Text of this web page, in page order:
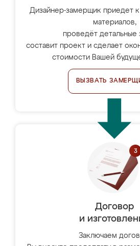
Дизайнер-замерщик приедет
материалов,
проведёт детальные
составит проект и сделает
стоимости Вашей
ВЫЗВАТЬ
Договор
и
Заключаем